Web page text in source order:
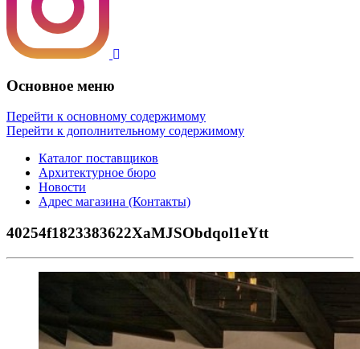
Основное меню
Перейти к основному содержимому
Перейти к дополнительному содержимому
Каталог поставщиков
Архитектурное бюро
Новости
Адрес магазина (Контакты)
40254f1823383622XaMJSObdqol1eYtt